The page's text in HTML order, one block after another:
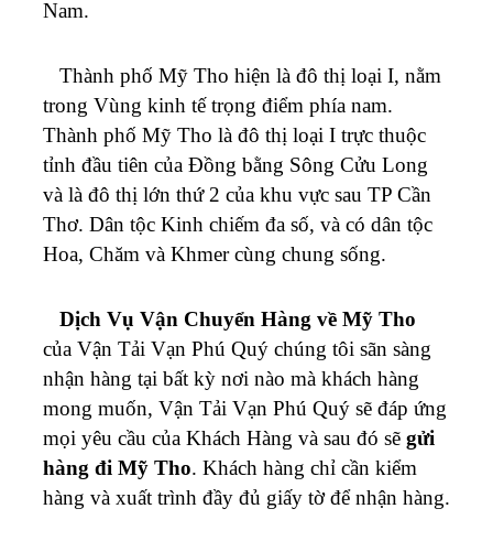
Nam.
Thành phố Mỹ Tho hiện là đô thị loại I, nằm
trong Vùng kinh tế trọng điểm phía nam.
Thành phố Mỹ Tho là đô thị loại I trực thuộc
tỉnh đầu tiên của Đồng bằng Sông Cửu Long
và là đô thị lớn thứ 2 của khu vực sau TP Cần
Thơ. Dân tộc Kinh chiếm đa số, và có dân tộc
Hoa, Chăm và Khmer cùng chung sống.
Dịch Vụ Vận Chuyển Hàng về Mỹ Tho
của Vận Tải Vạn Phú Quý chúng tôi sãn sàng
nhận hàng tại bất kỳ nơi nào mà khách hàng
mong muốn, Vận Tải Vạn Phú Quý sẽ đáp ứng
mọi yêu cầu của Khách Hàng và sau đó sẽ gửi
hàng đi Mỹ Tho. Khách hàng chỉ cần kiểm
hàng và xuất trình đầy đủ giấy tờ để nhận hàng.